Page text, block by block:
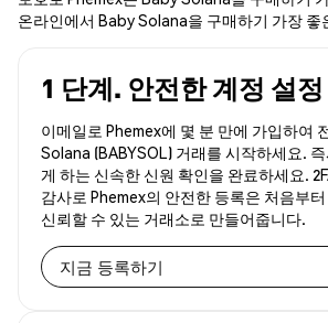
온라인에서 Baby Solana을 구매하기 가장 좋
1 단계. 안전한 계정 설정
이메일로 Phemex에 몇 분 만에 가입하여
Solana (BABYSOL) 거래를 시작하세요.
게 하는 신속한 신원 확인을 완료하세요.
감사로 Phemex의 안전한 등록은 처음부
신뢰할 수 있는 거래소로 만들어줍니다.
지금 등록하기